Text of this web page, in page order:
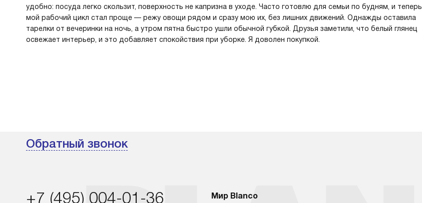
удобно: посуда легко скользит, поверхность не капризна в уходе. Часто готовлю для семьи по будням, и теперь
мой рабочий цикл стал проще — режу овощи рядом и сразу мою их, без лишних движений. Однажды оставила
тарелки от вечеринки на ночь, а утром пятна быстро ушли обычной губкой. Друзья заметили, что белый глянец
освежает интерьер, и это добавляет спокойствия при уборке. Я доволен покупкой.
Обратный звонок
+7 (495) 004-01-36 Мир Blanco